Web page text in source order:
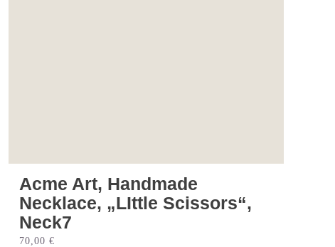
Acme Art, Handmade
Necklace, „LIttle Scissors“,
Neck7
70,00€